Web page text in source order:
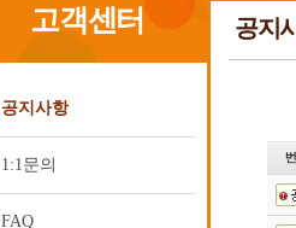
고객센터
공지사항
1:1문의
FAQ
공지